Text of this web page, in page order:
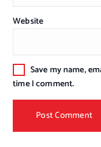
Website
Save my name,
time I comment.